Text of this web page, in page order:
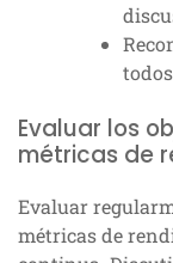
Evaluar los
métricas de
Evaluar
métricas de